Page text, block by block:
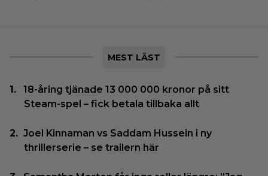
MEST LÄST
18-åring tjänade 13 000 000 kronor på sitt
Steam-spel – fick betala tillbaka allt
Joel Kinnaman vs Saddam Hussein i ny
thrillerserie – se trailern här